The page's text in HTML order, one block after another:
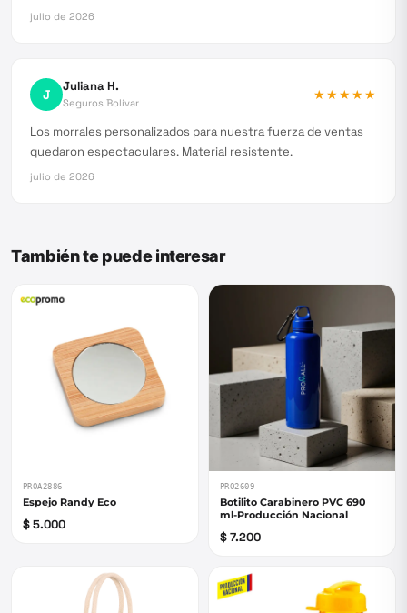
julio de 2026
J Juliana H.
Seguros Bolívar
★★★★★
Los morrales personalizados para nuestra fuerza de ventas
quedaron espectaculares. Material resistente.
julio de 2026
También te puede interesar
PROA2886
Espejo Randy Eco
$ 5.000
PRO2609
Botilito Carabinero PVC 690
ml-Producción Nacional
$ 7.200